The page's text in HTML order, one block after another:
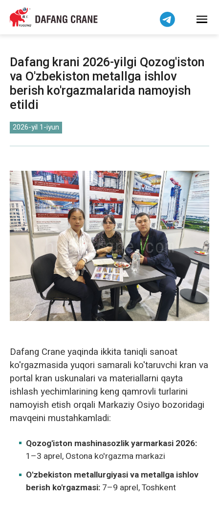
Dafang krani 2026-yilgi Qozog'iston
va O'zbekiston metallga ishlov
berish ko'rgazmalarida namoyish
etildi
2026-yil 1-iyun
Dafang Crane yaqinda ikkita taniqli sanoat
ko'rgazmasida yuqori samarali ko'taruvchi kran va
portal kran uskunalari va materiallarni qayta
ishlash yechimlarining keng qamrovli turlarini
namoyish etish orqali Markaziy Osiyo bozoridagi
mavqeini mustahkamladi:
Qozog'iston mashinasozlik yarmarkasi 2026:
1–3 aprel, Ostona ko'rgazma markazi
O'zbekiston metallurgiyasi va metallga ishlov
berish ko'rgazmasi: 7–9 aprel, Toshkent
हिन्दी
Bahasa Indonesia
简体中文
বাংলা
فارسی
اردو
Українська
Беларуская мова
Kiswahili
Dansk
Norsk